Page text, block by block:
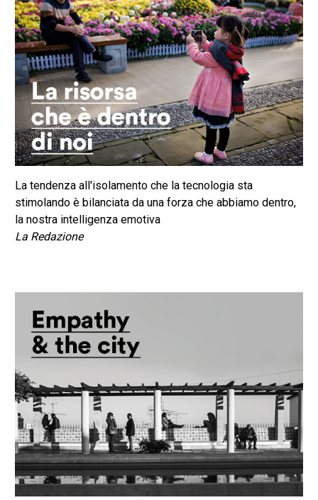
La tendenza all'isolamento che la tecnologia sta
stimolando è bilanciata da una forza che abbiamo dentro,
la nostra intelligenza emotiva
La Redazione